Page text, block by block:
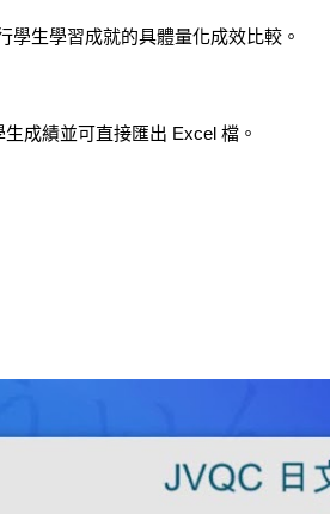
學生學習成就的具體量化成效比較。
成績並可直接匯出 Excel 檔。